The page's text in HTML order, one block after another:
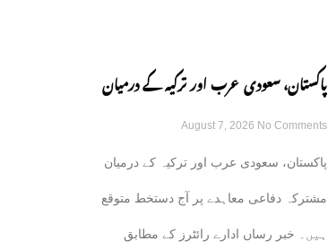
پاکستان، سعودی عرب اور ترکیہ کے درمیان
مشترکہ دفاعی معاہدہ آج متوقع
August 7, 2026 No Comments
پاکستان، سعودی عرب اور ترکیہ کے درمیان
مشترکہ دفاعی معاہدے پر آج دستخط متوقع
ہیں۔ خبر رساں ادارے رائٹرز کے مطابق